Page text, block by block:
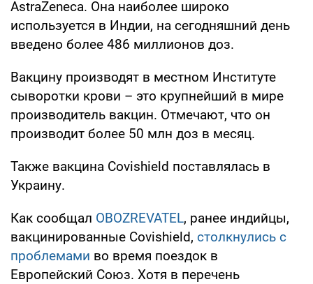
AstraZeneca. Она наиболее широко
используется в Индии, на сегодняшний день
введено более 486 миллионов доз.
Вакцину производят в местном Институте
сыворотки крови – это крупнейший в мире
производитель вакцин. Отмечают, что он
производит более 50 млн доз в месяц.
Также вакцина Covishield поставлялась в
Украину.
Как сообщал OBOZREVATEL, ранее индийцы,
вакцинированные Covishield, столкнулись с
проблемами во время поездок в
Европейский Союз. Хотя в перечень